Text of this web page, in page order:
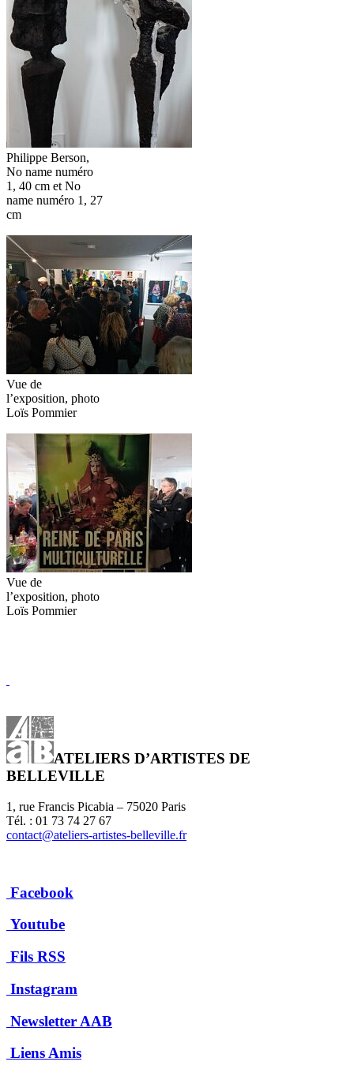
Philippe Berson,
No name numéro
1, 40 cm et No
name numéro 1, 27
cm
Vue de
l’exposition, photo
Loïs Pommier
Vue de
l’exposition, photo
Loïs Pommier
ATELIERS D’ARTISTES DE
BELLEVILLE
1, rue Francis Picabia – 75020 Paris
Tél. : 01 73 74 27 67
contact@ateliers-artistes-belleville.fr
Facebook
Youtube
Fils RSS
Instagram
Newsletter AAB
Liens Amis